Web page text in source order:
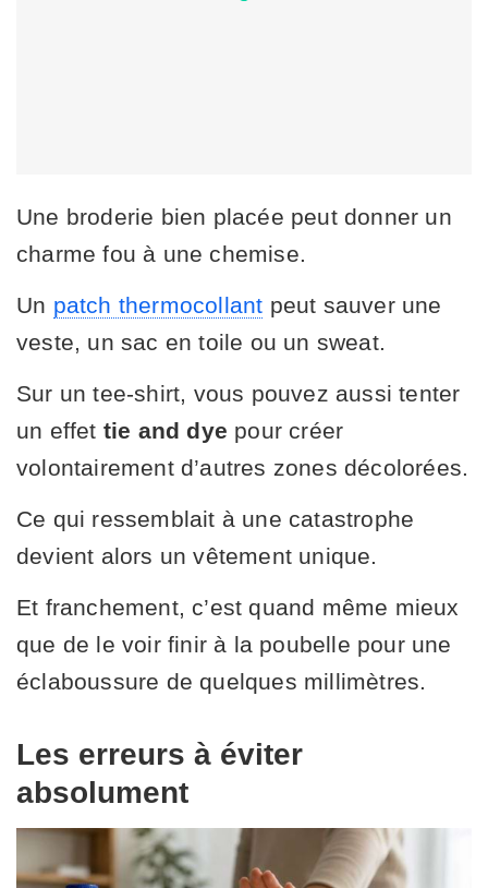
Une broderie bien placée peut donner un
charme fou à une chemise.
Un patch thermocollant peut sauver une
veste, un sac en toile ou un sweat.
Sur un tee-shirt, vous pouvez aussi tenter
un effet tie and dye pour créer
volontairement d’autres zones décolorées.
Ce qui ressemblait à une catastrophe
devient alors un vêtement unique.
Et franchement, c’est quand même mieux
que de le voir finir à la poubelle pour une
éclaboussure de quelques millimètres.
Les erreurs à éviter
absolument